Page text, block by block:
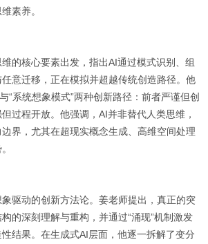
素养。
的核心要素出发，指出AI通过模式识别、组
意迁移，正在模拟并超越传统创造路径。他
“系统想象模式”两种创新路径：前者严谨但创
过程开放。他强调，AI并非替代人类思维，
界，尤其在超现实概念生成、高维空间处理
驱动的创新方法论。姜老师提出，真正的突
的深刻理解与重构，并通过“涌现”机制激发
结果。在生成式AI层面，他逐一拆解了变分